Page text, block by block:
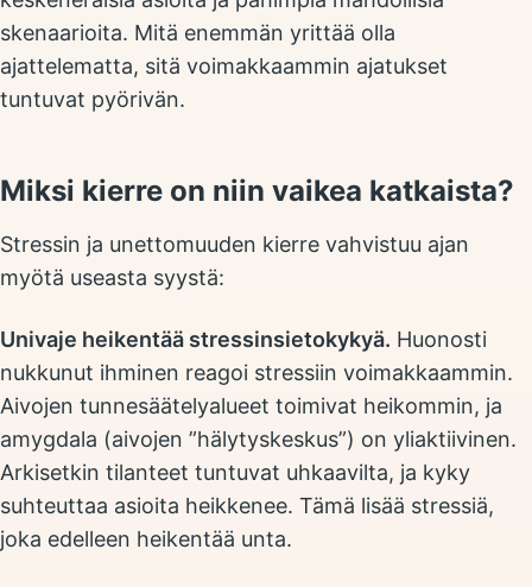
skenaarioita. Mitä enemmän yrittää olla
ajattelematta, sitä voimakkaammin ajatukset
tuntuvat pyörivän.
Miksi kierre on niin vaikea katkaista?
Stressin ja unettomuuden kierre vahvistuu ajan
myötä useasta syystä:
Univaje heikentää stressinsietokykyä. Huonosti
nukkunut ihminen reagoi stressiin voimakkaammin.
Aivojen tunnesäätelyalueet toimivat heikommin, ja
amygdala (aivojen ”hälytyskeskus”) on yliaktiivinen.
Arkisetkin tilanteet tuntuvat uhkaavilta, ja kyky
suhteuttaa asioita heikkenee. Tämä lisää stressiä,
joka edelleen heikentää unta.